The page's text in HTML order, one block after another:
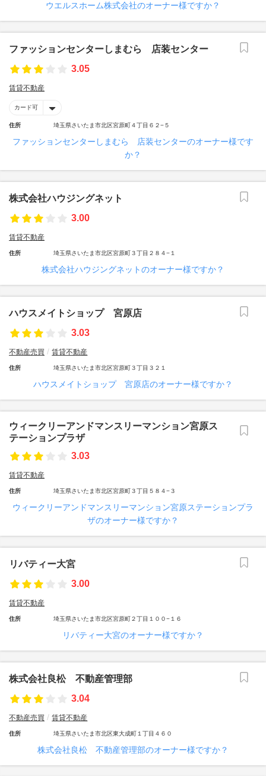
ウエルスホーム株式会社のオーナー様ですか？
ファッションセンターしまむら 店装センター
3.05
賃貸不動産
カード可
住所 埼玉県さいたま市北区宮原町４丁目６２−５
ファッションセンターしまむら 店装センターのオーナー様です
か？
株式会社ハウジングネット
3.00
賃貸不動産
住所 埼玉県さいたま市北区宮原町３丁目２８４−１
株式会社ハウジングネットのオーナー様ですか？
ハウスメイトショップ 宮原店
3.03
不動産売買 賃貸不動産
住所 埼玉県さいたま市北区宮原町３丁目３２１
ハウスメイトショップ 宮原店のオーナー様ですか？
ウィークリーアンドマンスリーマンション宮原ス
テーションプラザ
3.03
賃貸不動産
住所 埼玉県さいたま市北区宮原町３丁目５８４−３
ウィークリーアンドマンスリーマンション宮原ステーションプラ
ザのオーナー様ですか？
リバティー大宮
3.00
賃貸不動産
住所 埼玉県さいたま市北区宮原町２丁目１００−１６
リバティー大宮のオーナー様ですか？
株式会社良松 不動産管理部
3.04
不動産売買 賃貸不動産
住所 埼玉県さいたま市北区東大成町１丁目４６０
株式会社良松 不動産管理部のオーナー様ですか？